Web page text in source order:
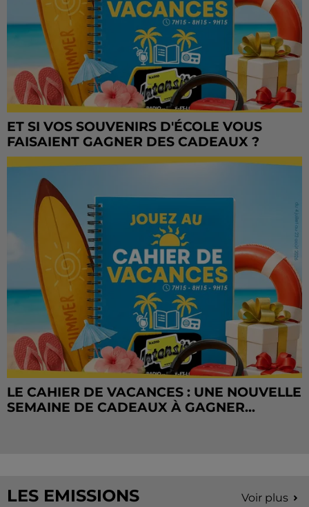
ET SI VOS SOUVENIRS D'ÉCOLE VOUS
FAISAIENT GAGNER DES CADEAUX ?
LE CAHIER DE VACANCES : UNE NOUVELLE
SEMAINE DE CADEAUX À GAGNER...
LES EMISSIONS Voir plus